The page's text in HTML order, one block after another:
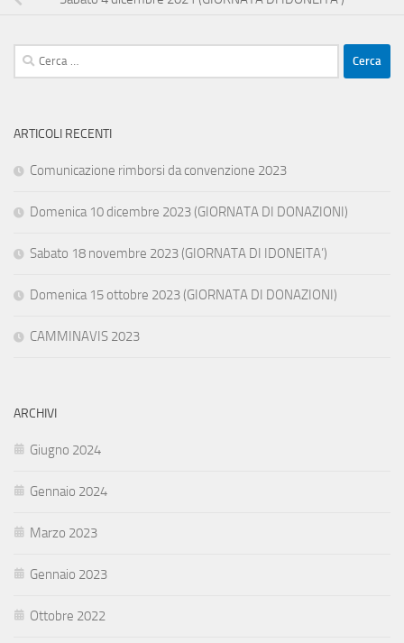
Ricerca
per:
ARTICOLI RECENTI
Comunicazione rimborsi da convenzione 2023
Domenica 10 dicembre 2023 (GIORNATA DI DONAZIONI)
Sabato 18 novembre 2023 (GIORNATA DI IDONEITA’)
Domenica 15 ottobre 2023 (GIORNATA DI DONAZIONI)
CAMMINAVIS 2023
ARCHIVI
Giugno 2024
Gennaio 2024
Marzo 2023
Gennaio 2023
Ottobre 2022